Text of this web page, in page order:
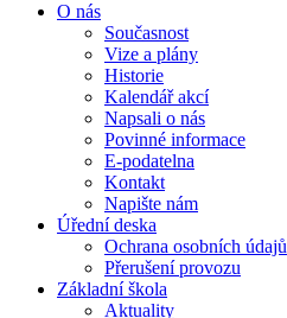
O nás
Současnost
Vize a plány
Historie
Kalendář akcí
Napsali o nás
Povinné informace
E-podatelna
Kontakt
Napište nám
Úřední deska
Ochrana osobních údajů
Přerušení provozu
Základní škola
Aktuality